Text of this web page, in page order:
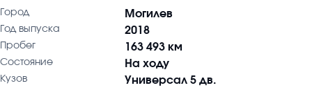
Город Могилев
Год выпуска 2018
Пробег 163 493 км
Состояние На ходу
Кузов Универсал 5 дв.